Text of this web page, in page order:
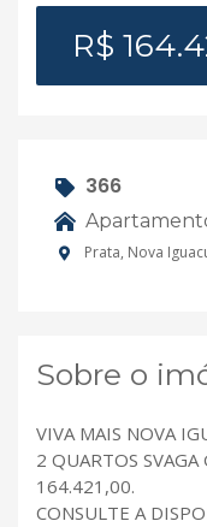
R$
366
Prata, Nova
Sobre o
VIVA MAIS NOVA
2 QUARTOS
164.421,00.
CONSULTE A